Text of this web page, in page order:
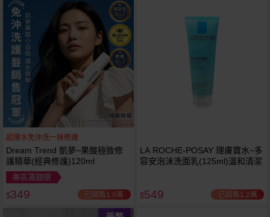
超爆水免沖洗一抹修護
Dream Trend 凱夢~果酸極致修
護精華(經典修護)120ml
專區滿額贈
$349 已銷售1.9萬
LA ROCHE-POSAY 理膚寶水~多
容安泡沫洗面乳(125ml)溫和清潔
$549 已銷售1.2萬